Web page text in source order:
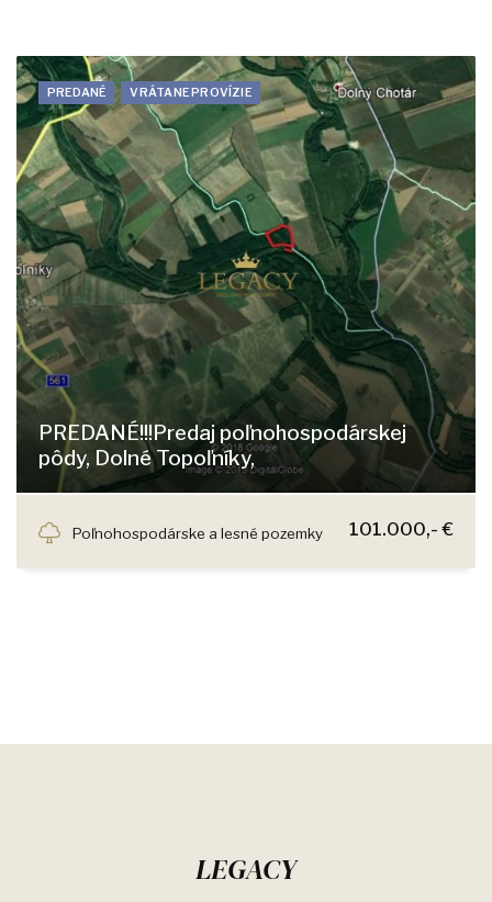
PREDANÉ VRÁTANE PROVÍZIE
PREDANÉ!!!Predaj poľnohospodárskej
pôdy, Dolné Topoľníky,
Poľnohospodárske a lesné pozemky
101.000,- €
LEGACY